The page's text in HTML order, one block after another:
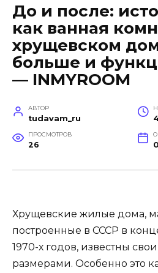
До и после:
как ванная
хрущевском
больше и
— INMYROOM
АВТОР
tudavam_ru
ПРОСМОТРОВ
26
Хрущевские жилые дома,
построенные в СССР в
1970-х годов, известны
размерами. Особенно это